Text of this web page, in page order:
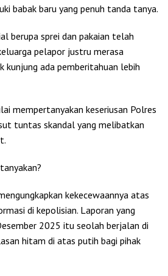
babak baru yang penuh tanda tanya.
berupa sprei dan pakaian telah
pelapor justru merasa
kunjung ada pemberitahuan lebih
mempertanyakan keseriusan Polres
tuntas skandal yang melibatkan
kekecewaannya atas
di kepolisian. Laporan yang
2025 itu seolah berjalan di
hitam di atas putih bagi pihak